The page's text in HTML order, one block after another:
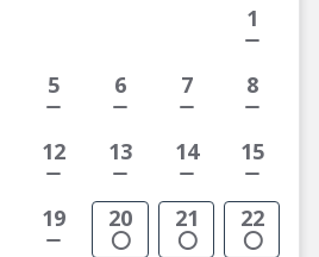
1
5 6 7 8
12 13 14 15
19 20 21 22